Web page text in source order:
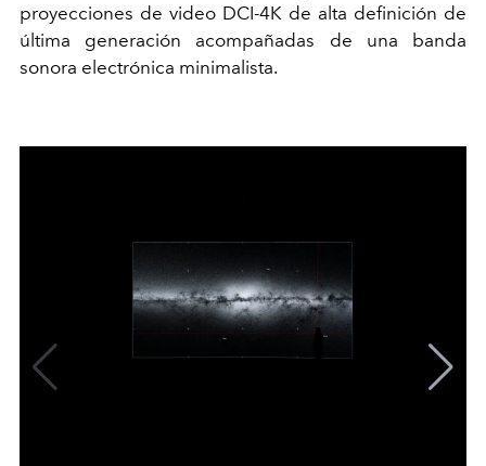
proyecciones de video DCI-4K de alta definición de
última generación acompañadas de una banda
sonora electrónica minimalista.